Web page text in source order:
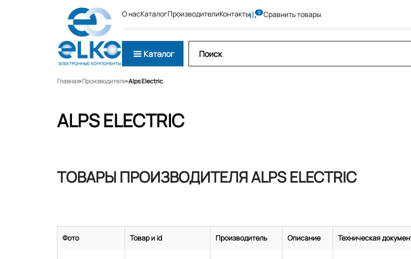
О насКаталогПроизводителиКонтакты Сравнить товары
Каталог
Главная Производители Alps Electric
ALPS ELECTRIC
ТОВАРЫ ПРОИЗВОДИТЕЛЯ ALPS ELECTRIC
Фото Товар и id Производитель Описание Техническая